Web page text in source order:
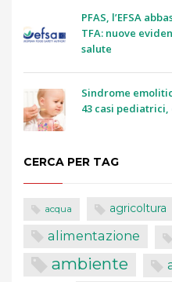
PFAS, l’EFSA
TFA: nuove
salute
Sindrome
43 casi
CERCA PER TAG
acqua agricoltura
alimentazione
ambiente